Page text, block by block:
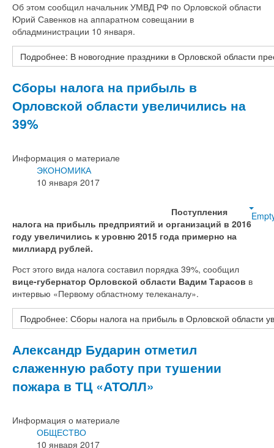
Об этом сообщил начальник УМВД РФ по Орловской области
Юрий Савенков на аппаратном совещании в
обладминистрации 10 января.
Подробнее: В новогодние праздники в Орловской области
Сборы налога на прибыль в
Орловской области увеличились на
39%
Информация о материале
ЭКОНОМИКА
10 января 2017
Поступления
налога на прибыль предприятий и организаций в 2016
году увеличились к уровню 2015 года примерно на
миллиард рублей.
Рост этого вида налога составил порядка 39%, сообщил
вице-губернатор Орловской области Вадим Тарасов в
интервью «Первому областному телеканалу».
Подробнее: Сборы налога на прибыль в Орловской области
Александр Бударин отметил
слаженную работу при тушении
пожара в ТЦ «АТОЛЛ»
Информация о материале
ОБЩЕСТВО
10 января 2017